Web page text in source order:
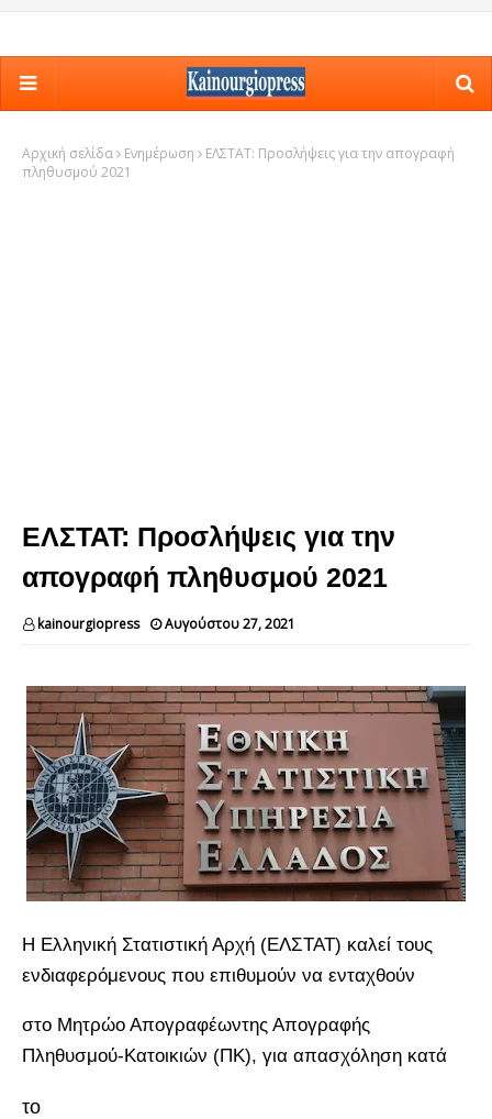
Αρχική σελίδα Ενημέρωση
ΕΛΣΤΑΤ: Προσλήψεις για την απογραφή
πληθυσμού 2021
ΕΛΣΤΑΤ: Προσλήψεις για την
απογραφή πληθυσμού 2021
kainourgiopress Αυγούστου 27, 2021
Η Ελληνική Στατιστική Αρχή (ΕΛΣΤΑΤ) καλεί τους
ενδιαφερόμενους που επιθυμούν να ενταχθούν
στο Μητρώο Απογραφέωντης Απογραφής
Πληθυσμού-Κατοικιών (ΠΚ), για απασχόληση κατά
το